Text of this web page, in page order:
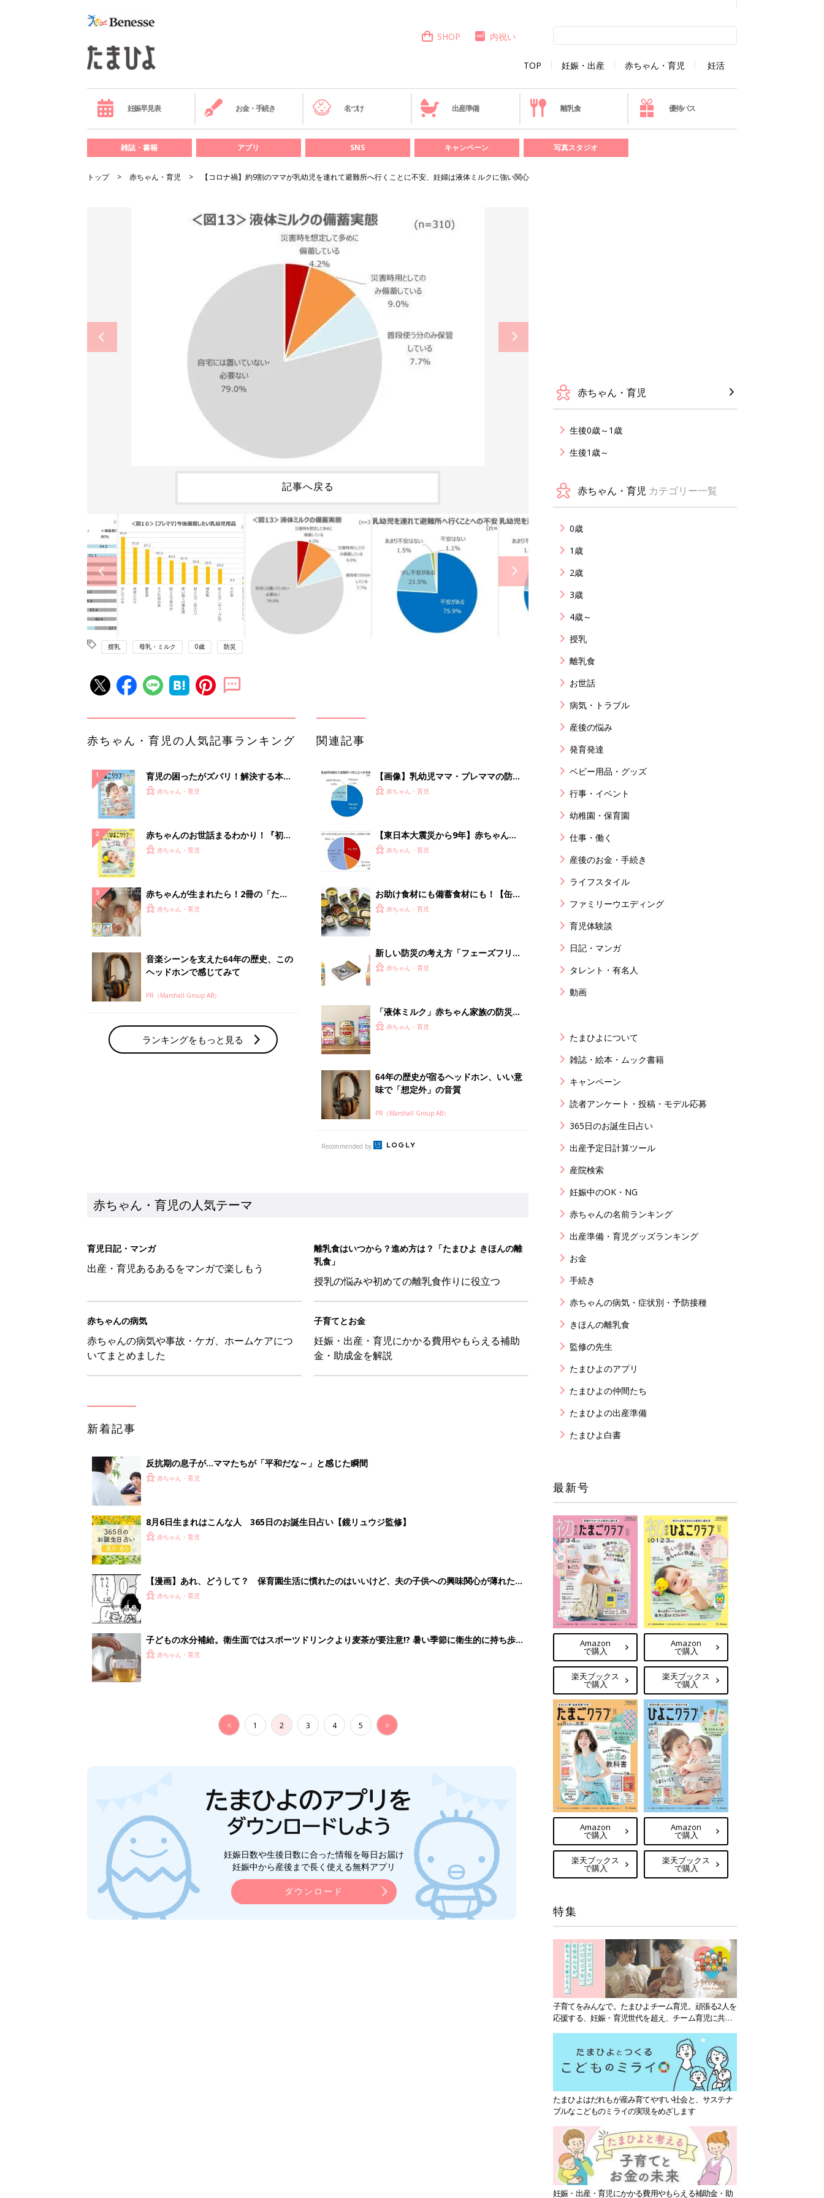
TOP 妊娠・出産 赤ちゃん・育児 妊活
SHOP 内祝い
妊娠早見表 お金・手続き 名づけ 出産準備 離乳食 優待パス
雑誌・書籍 アプリ SNS キャンペーン 写真スタジオ
トップ 赤ちゃん・育児 【コロナ禍】約9割のママが乳幼児を連れて避難所へ行くことに不安、妊婦は液体ミルクに強い関心
記事へ戻る
授乳 母乳・ミルク 0歳 防災
赤ちゃん・育児の人気記事ランキング
育児の困ったがズバリ！解決する本
『ひよこクラブ 夏号』 4カ月～2才
赤ちゃん・育児
赤ちゃんのお世話まるわかり！『初め
てのひよこクラブ 夏号』〈巻頭大特
赤ちゃん・育児
赤ちゃんが生まれたら！2冊の「たま
ひよ」
赤ちゃん・育児
音楽シーンを支えた64年の歴史、この
ヘッドホンで感じてみて
PR（Marshall Group AB）
ランキングをもっと見る
関連記事
【画像】乳幼児ママ・プレママの防災
に関する意識調査
赤ちゃん・育児
【東日本大震災から9年】赤ちゃん用
「ミルク」自治体の備蓄は？ 配慮し
赤ちゃん・育児
お助け食材にも備蓄食材にも！【缶詰
アレンジレシピ】
赤ちゃん・育児
新しい防災の考え方「フェーズフリ
ー」。今の暮らしを豊かにしてくれる
赤ちゃん・育児
「液体ミルク」赤ちゃん家族の防災備
蓄品として定着か？ 国産3メーカー
赤ちゃん・育児
64年の歴史が宿るヘッドホン、いい意
味で「想定外」の音質
PR（Marshall Group AB）
Recommended by
赤ちゃん・育児の人気テーマ
育児日記・マンガ
出産・育児あるあるをマンガで楽しもう
離乳食はいつから？進め方は？「たまひよ きほんの離
乳食」
授乳の悩みや初めての離乳食作りに役立つ
赤ちゃんの病気
赤ちゃんの病気や事故・ケガ、ホームケアにつ
いてまとめました
子育てとお金
妊娠・出産・育児にかかる費用やもらえる補助
金・助成金を解説
新着記事
反抗期の息子が...ママたちが「平和だな～」と感じた瞬間
赤ちゃん・育児
8月6日生まれはこんな人 365日のお誕生日占い【鏡リュウジ監修】
赤ちゃん・育児
【漫画】あれ、どうして？ 保育園生活に慣れたのはいいけど、夫の子供への興味関心が薄れた気
がする……！『ふうふう子育て ＃91』
赤ちゃん・育児
子どもの水分補給。衛生面ではスポーツドリンクより麦茶が要注意!? 暑い季節に衛生的に持ち歩
く3つのコツとは？【専門家監修】
赤ちゃん・育児
< 1 2 3 4 5 >
妊娠日数や生後日数に合った情報を毎日お届け
妊娠中から産後まで長く使える無料アプリ
ダウンロード
赤ちゃん・育児
生後0歳～1歳
生後1歳～
赤ちゃん・育児 カテゴリー一覧
0歳
1歳
2歳
3歳
4歳～
授乳
離乳食
お世話
病気・トラブル
産後の悩み
発育発達
ベビー用品・グッズ
行事・イベント
幼稚園・保育園
仕事・働く
産後のお金・手続き
ライフスタイル
ファミリーウエディング
育児体験談
日記・マンガ
タレント・有名人
動画
たまひよについて
雑誌・絵本・ムック書籍
キャンペーン
読者アンケート・投稿・モデル応募
365日のお誕生日占い
出産予定日計算ツール
産院検索
妊娠中のOK・NG
赤ちゃんの名前ランキング
出産準備・育児グッズランキング
お金
手続き
赤ちゃんの病気・症状別・予防接種
きほんの離乳食
監修の先生
たまひよのアプリ
たまひよの仲間たち
たまひよの出産準備
たまひよ白書
最新号
Amazon
で購入
楽天ブックス
で購入
Amazon
で購入
楽天ブックス
で購入
Amazon
で購入
楽天ブックス
で購入
Amazon
で購入
楽天ブックス
で購入
特集
子育てをみんなで。たまひよチーム育児。頑張る2人を
応援する、妊娠・育児世代を超え、チーム育児に共感
たまひよはだれもが産み育てやすい社会と、サステナ
ブルなこどものミライの実現をめざします
妊娠・出産・育児にかかる費用やもらえる補助金・助